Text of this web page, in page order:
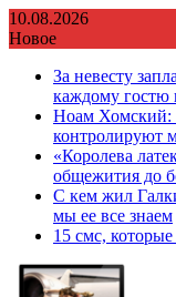
Перейти
к
10.08.2026
Новое
За невесту
каждому гостю
Ноам Хомский:
контролируют
«Королева
общежития до
С кем жил
мы ее все знаем
15 смс,